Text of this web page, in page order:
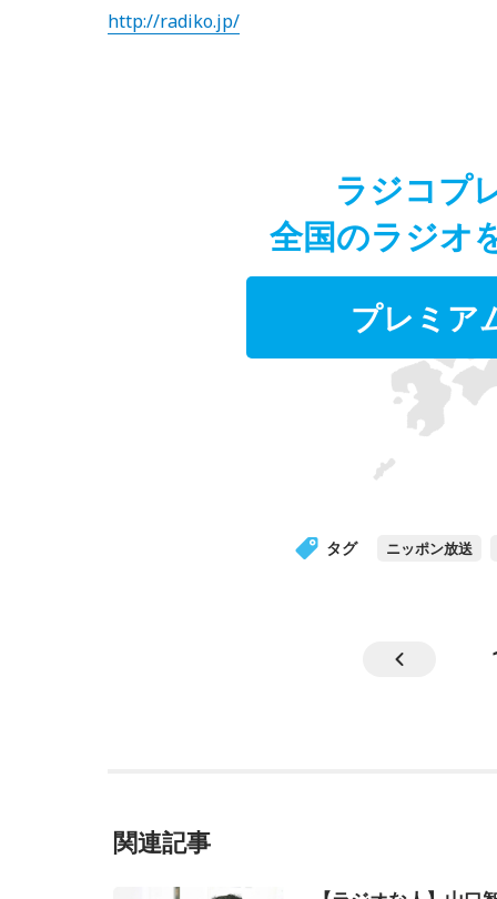
http://radiko.jp/
ラジコプ
全国のラジオ
プレミア
タグ ニッポン放送
関連記事